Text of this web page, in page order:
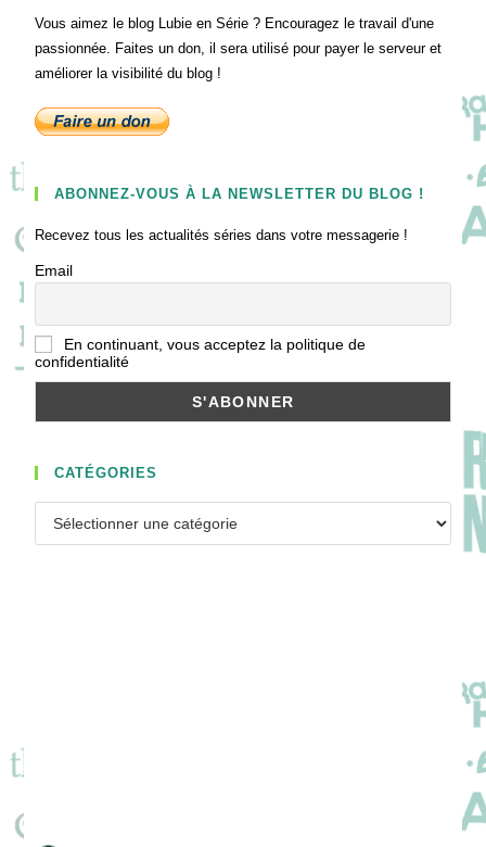
Vous aimez le blog Lubie en Série ? Encouragez le travail d'une
passionnée. Faites un don, il sera utilisé pour payer le serveur et
améliorer la visibilité du blog !
ABONNEZ-VOUS À LA NEWSLETTER DU BLOG !
Recevez tous les actualités séries dans votre messagerie !
Email
En continuant, vous acceptez la politique de
confidentialité
CATÉGORIES